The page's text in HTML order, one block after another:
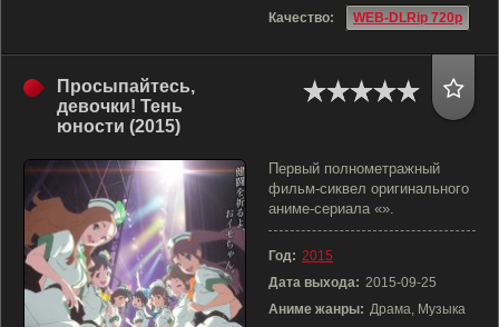
Качество:
WEB-DLRip 720p
Просыпайтесь,
девочки! Тень
юности (2015)
Первый полнометражный
фильм-сиквел оригинального
аниме-сериала «».
Год: 2015
Дата выхода: 2015-09-25
Аниме жанры: Драма, Музыка